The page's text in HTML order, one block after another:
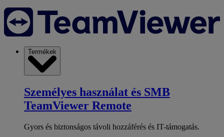
Termékek
Személyes használat és SMB
TeamViewer Remote
Gyors és biztonságos távoli hozzáférés és IT-támogatás.